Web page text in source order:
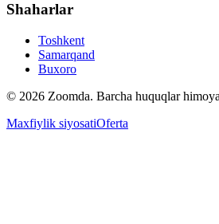
Shaharlar
Toshkent
Samarqand
Buxoro
© 2026 Zoomda. Barcha huquqlar
Maxfiylik siyosatiOferta